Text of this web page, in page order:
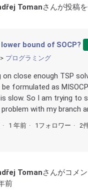
Tomanさんが投稿
bound of SOCP?
プログラミング
on close enough TSP
formulated as
slow. So I am trying to
with my branch
1 年前 1フォロワー 2
Tomanさんがコメ
前